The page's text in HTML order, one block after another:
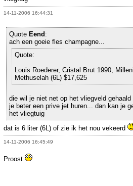
14-11-2006 16:44:31
Quote Eend:
ach een goeie fles champagne...
Quote:
Louis Roederer, Cristal Brut 1990,
Methuselah (6L) $17,625
die wil je niet net op het vliegveld
je beter een prive jet huren... dan kan je
het vliegtuig
dat is 6 liter (6L) of zie ik het nou vekeerd
14-11-2006 16:45:49
Proost